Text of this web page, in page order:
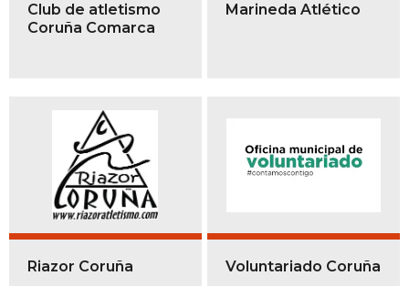
Club de atletismo
Coruña Comarca
Marineda Atlético
Riazor Coruña Voluntariado Coruña